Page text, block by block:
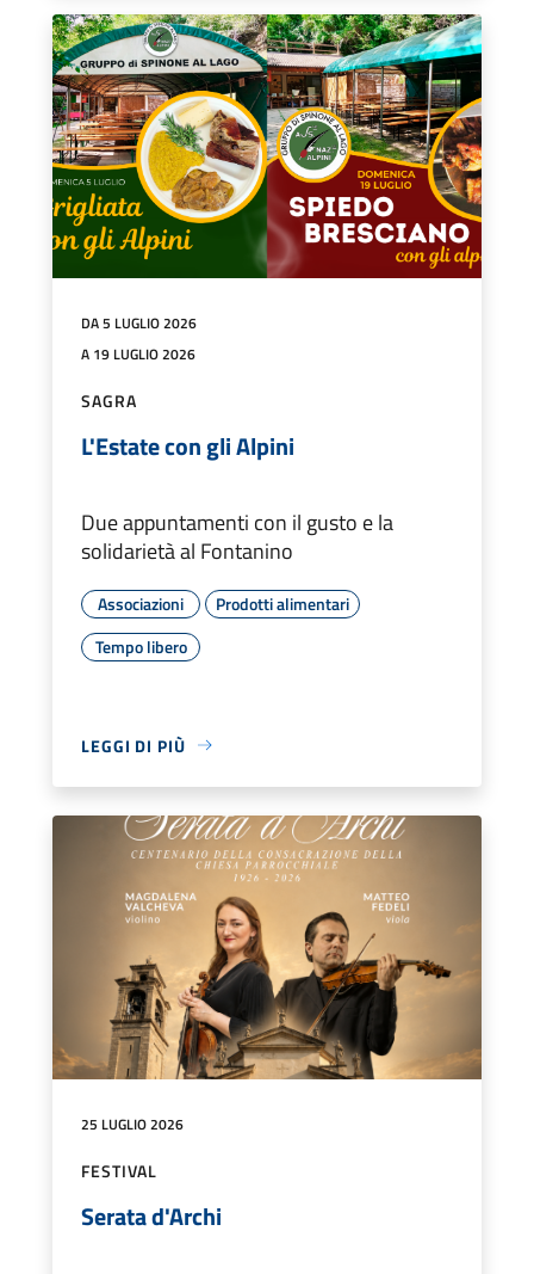
DA 5 LUGLIO 2026
A 19 LUGLIO 2026
SAGRA
L'Estate con gli Alpini
Due appuntamenti con il gusto e la
solidarietà al Fontanino
Associazioni
Prodotti alimentari
Tempo libero
LEGGI DI PIÙ
25 LUGLIO 2026
FESTIVAL
Serata d'Archi